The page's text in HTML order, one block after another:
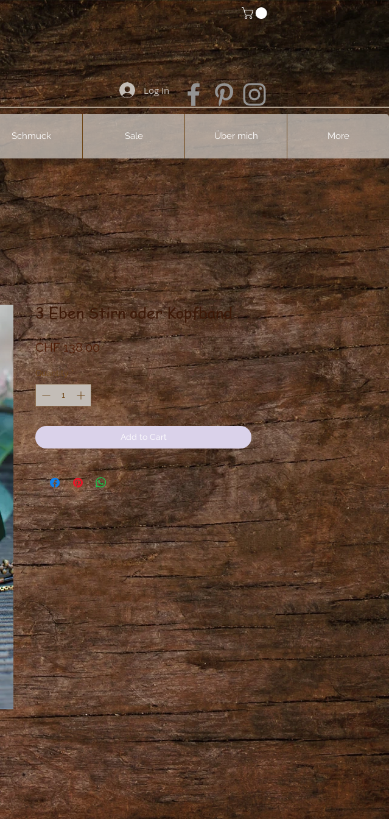
Log In
Schmuck Sale Über mich More
3 Eben Stirn oder Kopfband
CHF 138.00Price
Quantity *
Add to Cart